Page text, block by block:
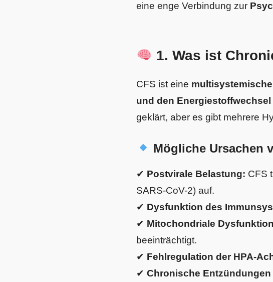
eine enge Verbindung zur
1. Was ist
CFS ist eine
und den Energiestoffwechsel
geklärt, aber es gibt mehrere
Mögliche Ursachen
✔ Postvirale Belastung: CFS
SARS-CoV-2) auf.
✔ Dysfunktion des
✔ Mitochondriale
beeinträchtigt.
✔ Fehlregulation der HPA-
✔ Chronische